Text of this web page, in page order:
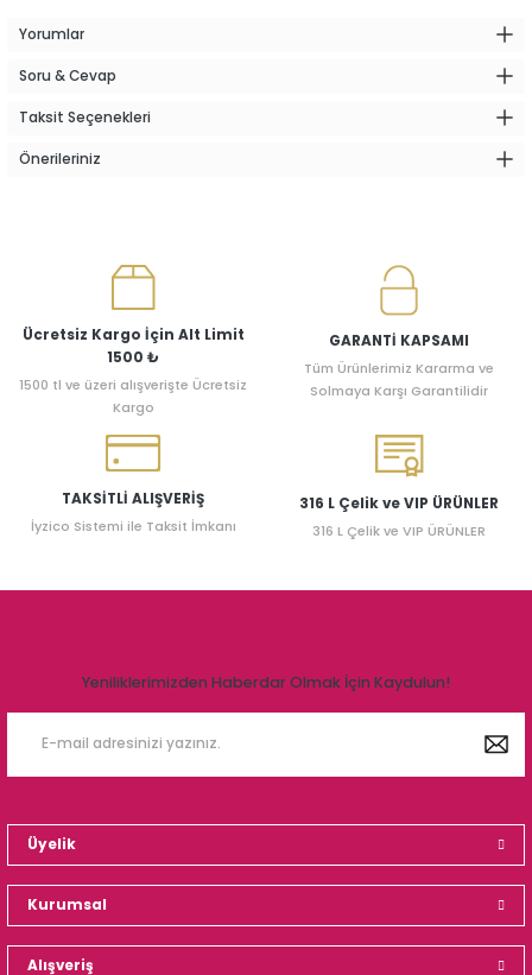
Yorumlar
Soru & Cevap
Taksit Seçenekleri
Önerileriniz
Ücretsiz Kargo İçin Alt Limit
1500 ₺
1500 tl ve üzeri alışverişte Ücretsiz
Kargo
GARANTİ KAPSAMI
Tüm Ürünlerimiz Kararma ve
Solmaya Karşı Garantilidir
TAKSİTLİ ALIŞVERİŞ
İyzico Sistemi ile Taksit İmkanı
316 L Çelik ve VIP ÜRÜNLER
316 L Çelik ve VIP ÜRÜNLER
Yeniliklerimizden Haberdar Olmak İçin Kaydulun!
Üyelik
Kurumsal
Alışveriş